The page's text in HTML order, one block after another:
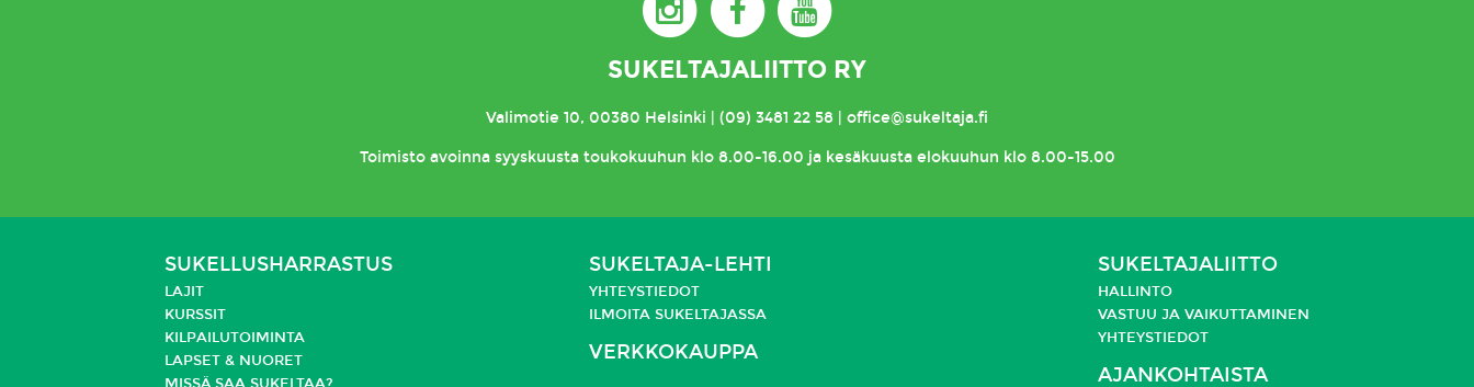
SUKELTAJALIITTO RY
Valimotie 10, 00380 Helsinki | (09) 3481 22 58 | office@sukeltaja.fi
Toimistoavoinna syyskuusta toukokuuhun klo 8.00-16.00 ja kesäkuusta elokuuhun klo 8.00-15.00
SUKELLUSHARRASTUS
LAJIT
KURSSIT
KILPAILUTOIMINTA
LAPSET & NUORET
MISSÄ SAA SUKELTAA?
SUKELTAJA-LEHTI
YHTEYSTIEDOT
ILMOITA SUKELTAJASSA
VERKKOKAUPPA
SUKELTAJALIITTO
HALLINTO
VASTUU JAVAIKUTTAMINEN
YHTEYSTIEDOT
AJANKOHTAISTA